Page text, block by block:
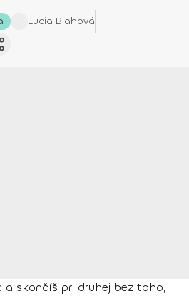
Lucia Blahová
a skončíš pri druhej bez toho,